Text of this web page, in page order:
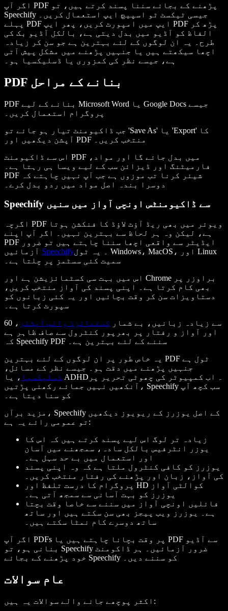
اگر آپ PDF پڑھنے کے بجائے سننا پسند کرتے ہیں، تو
Speechify جیسی ٹیکسٹ ٹو اسپیچ ایپ استعمال کریں۔
پہلے PDF ایپ میں امپورٹ کریں، پھر ایپ PDF پڑھ کر
الفاظ کو آڈیو میں بدل دیتی ہے، بالکل آڈیو بک کی
طرح۔ یہ ان لوگوں کے لئے بہترین ہے جو سن کر زیادہ
اچھا سیکھتے ہیں یا جنہیں پڑھنے میں مشکل پیش آتی
ہے، جیسے نظر کی کمزوری یا ڈسلیکسیا ہو۔
PDF بنانے کے مراحل
PDF بنانے کے لیے Microsoft Word یا Google Docs جیسے
پروگرام استعمال کریں۔
جب ڈاکیومنٹ تیار ہو جائے تو 'Save As' یا 'Export' کا
آپشن دیکھیں اور PDF منتخب کریں۔
اس سے ڈاکیومنٹ PDF میں بدل جائے گا اور مواد،
فارمیٹنگ اور ڈیزائن سب کے لیے ویسا ہی رہتا ہے۔
PDF شیئر کرنا تب موزوں ہے جب آپ نہیں چاہتے کہ
دوسرا بندہ اصل مواد میں ردو بدل کرے۔
Speechify سے ڈاکیومنٹس اونچی آواز میں سنیں
اگرچہ PDF ویوئر میں بھی ریڈ آؤٹ لاؤڈ کا فنکشن ہوتا
ہے، لیکن وہ ہر لحاظ سے بہترین نہیں۔ اگر آپ اپنے
PDF ایڈیٹر سے واقعی اچھا سننا چاہتے ہیں تو ضرور
Speechify۔ یہ ٹول Windows، MacOS، اور Linux
سمیت کئی سسٹمز پر چلتا ہے۔
اس میں بہت سی کسٹمائزیشن ہے اور Chrome براوزر پر
بھی کام کرتا ہے۔ اپنی پسند کی آواز منتخب کریں،
دستاویزات سن کر وقت بچائیں اور یہ کئی زبانوں کو
سپورٹ کرتا ہے۔
60 سے زیادہ زبانیں، بے شمار
کسٹمائزڈ وائس آپشنز ،
اور آواز و رفتار پر بھرپور کنٹرول سے صاف ظاہر ہے
کہ Speechify PDF سننے کے لئے بہترین ہے۔
یہ خاص طور پر ان لوگوں کے لئے بہترین PDF ٹول ہے
جنہیں پڑھنے میں دقت ہو۔ جیسے نظر کے مسائل،
ڈسلیکسیا ، یا ADHD۔ اب کمپیوٹر کی چھوٹی تحریر پر
آنکھیں نہیں جمائے رکھنی پڑتیں، Speechify سب کچھ آپ
کو سنا دیتا ہے۔
مزید برآں، Speechify کے اصل یوزرز کے ریویوز دیکھیں
تو عمومی رائے یہ ہے:
زیادہ تر لوگ اس لیے پسند کرتے ہیں کہ اس کا
یوزر انٹرفیس بالکل سادہ، سمجھنے میں آسان
اور استعمال میں بے حد سہل ہے۔
یوزرز کو کافی کنٹرول ملتا ہے کہ وہ اپنی پسند
کی آواز، زبان اور پڑھنے کی رفتار منتخب کریں۔
پروگرام کا درست تلفظ اور HD کوالٹی آواز
یوزرز کو بہت آسانی سے سمجھ آتی ہے۔
فائلیں اونچی آواز میں سننے سے خاصا وقت بچتا
ہے۔ یوزرز ویب پیجز بھی سن سکتے ہیں اور ساتھ
ساتھ دوسرے کام نمٹا سکتے ہیں۔
اگر آپ PDFs پر وقت بچانا چاہتے ہیں یا PDF سے آڈیو
بنانی ہو، تو Speechify ضرور آزمائیں۔ ہر ڈاکومنٹ
خود پڑھنے کے بجائے Speechify کو سننے دیں۔
عام سوالات
اکثر پوچھے جانے والے سوالات یہ ہیں: